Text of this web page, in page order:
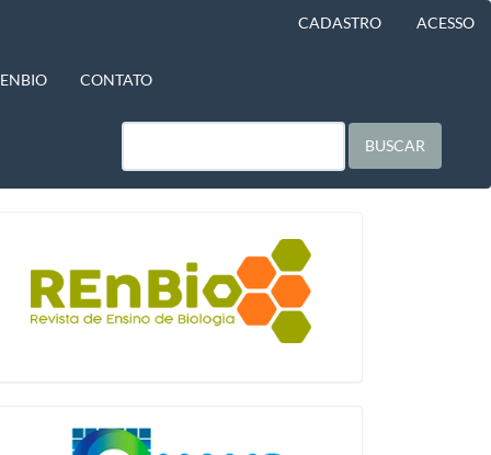
CADASTRO ACESSO
CONTATO
BUSCAR
qualis